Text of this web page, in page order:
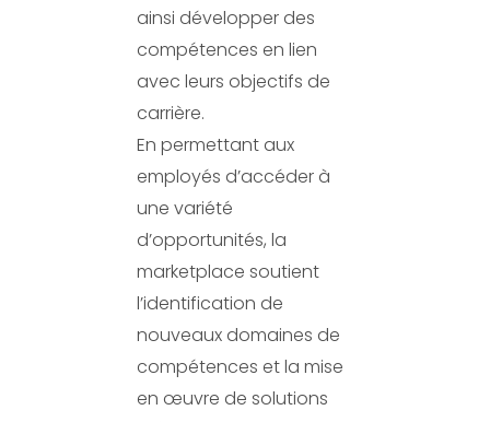
ainsi développer des
compétences en lien
avec leurs objectifs de
carrière.
En permettant aux
employés d’accéder à
une variété
d’opportunités, la
marketplace soutient
l’identification de
nouveaux domaines de
compétences et la mise
en œuvre de solutions